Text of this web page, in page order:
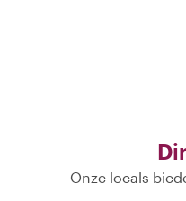
Onze locals